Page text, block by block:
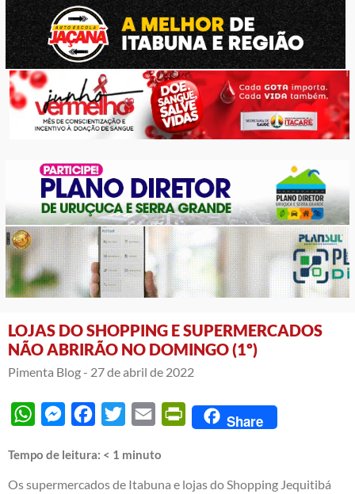
LOJAS DO SHOPPING E SUPERMERCADOS
NÃO ABRIRÃO NO DOMINGO (1º)
Pimenta Blog - 27 de abril de 2022
WhatsAppMessengerFacebook
Twitter Email PrintFriendly
Share
Tempo de leitura: < 1 minuto
Os supermercados de Itabuna e lojas do Shopping Jequitibá